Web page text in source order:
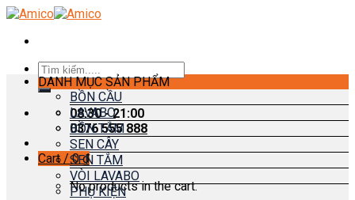
Skip
content
Search
for:
08:30 - 21:00
0376 555 888
Cart /0₫
No products in the cart.
DANH MỤC SẢN PHẨM
BỒN CẦU
LAVABO
BỒN TẮM
SEN CÂY
SEN TẮM
VÒI LAVABO
PHỤ KIỆN